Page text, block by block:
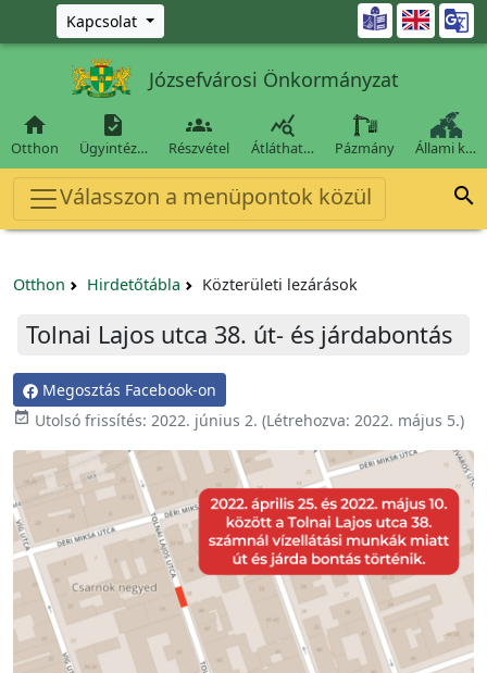
Ugrás a fő tartalomra
Kapcsolat 
Józsefvárosi Önkormányzat

Otthon

Ügyintéz…

Részvétel

Átláthat… Pázmány Állami k…
Válasszon a menüpontok közül 
Otthon Hirdetőtábla Közterületi lezárások
Tolnai Lajos utca 38. út- és járdabontás
Megosztás Facebook-on
event_available Utolsó frissítés: 2022. június 2. (Létrehozva: 2022. május 5.)